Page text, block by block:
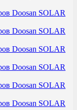
Doosan SOLAR
Doosan SOLAR
Doosan SOLAR
Doosan SOLAR
Doosan SOLAR
Doosan SOLAR